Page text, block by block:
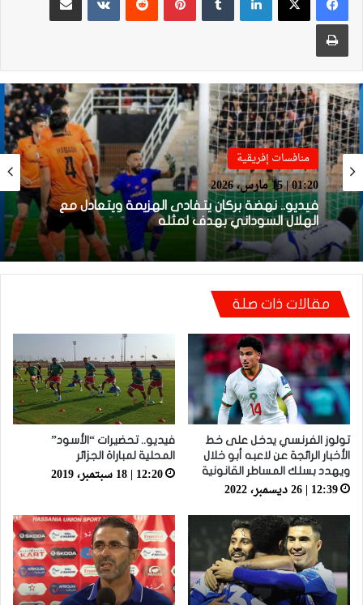
طباعة
منافسات إفريقية
01:20 | 15 مارس، 2026
فيديو.. نهضة بركان يتفادى الهزيمة ويتعادل مع
الهلال السوداني بهدف لمثله
مقالات ذات صلة
تولوز الفرنسي يدخل على خط
الأخبار الرائجة عن لاعبه أبو خلال
ويهدد بسلك المساطر القانونية
12:39 | 26 ديسمبر، 2022
فيديو.. تحضيرات “الأسود”
المحلية لمباراة الجزائر
12:20 | 18 سبتمبر، 2019